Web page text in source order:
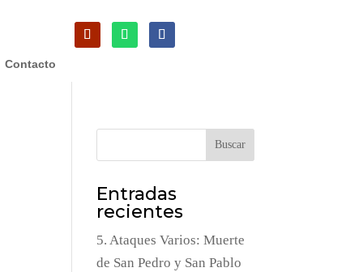
Contacto
Buscar
Entradas
recientes
5. Ataques Varios: Muerte
de San Pedro y San Pablo